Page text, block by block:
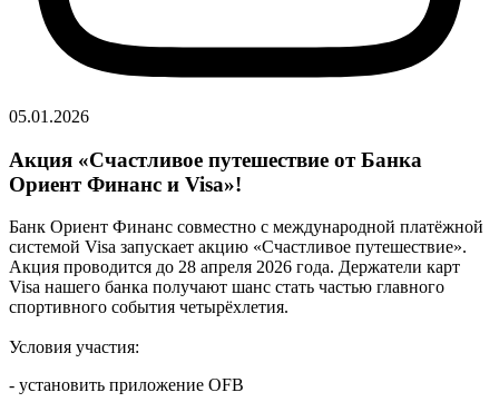
05.01.2026
Акция «Счастливое путешествие от Банка
Ориент Финанс и Visa»!
Банк Ориент Финанс совместно с международной платёжной
системой Visa запускает акцию «Счастливое путешествие».
Акция проводится до 28 апреля 2026 года. Держатели карт
Visa нашего банка получают шанс стать частью главного
спортивного события четырёхлетия.
Условия участия:
- установить приложение OFB